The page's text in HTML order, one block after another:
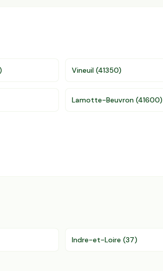
) Vineuil (41350)
Lamotte-Beuvron (41600)
Indre-et-Loire (37)